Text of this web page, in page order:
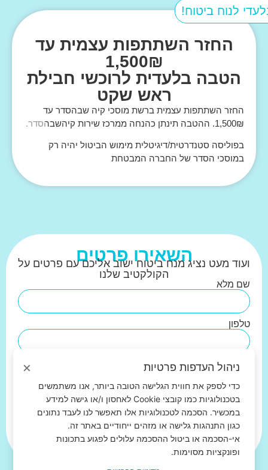
לנוח ביטוח!
החזר השתתפות עצמית עד
1,500₪
הטבה בלעדית לרוכשי חבילת
ראש שקט
החזר השתתפות עצמית ברשת מוסכי קיה שבהסדר עד
1,500₪. ההטבה תינתן כהנחה ממרכז שירות קיהשבהסדר.
בפוליסה סטנדרטית/דיגיטלית מימוש הביטול יהיה רק
במוסכי הסדר של החברה המבטחת
השאירו פרטים
ועוד מעט נציג מנח ביטוח ישוב אליכם עם פרטים על
הקולקטיב שלנו
שם מלא
טלפון
אימייל
שליחה
קראתי ואני מאשר/ת את מדיניות הפרטיות של אתר זה.
× ניהול העדפות פרטיות
כדי לספק את חווית הגלישה הטובה ביותר, אנו משתמשים
בטכנולוגיות כמו קובצי Cookie לאחסון ו/או גישה למידע
במכשיר. הסכמה לטכנולוגיות אלו תאפשר לנו לעבד נתונים
כגון התנהגות גלישה או מזהים ייחודיים באתר זה.
אי-הסכמה או ביטול ההסכמה עלולים לפגוע בתכונות
ופונקציות מסוימות.